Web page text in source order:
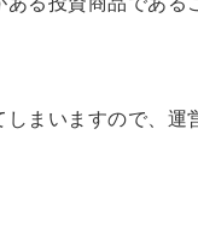
しまいますので、運